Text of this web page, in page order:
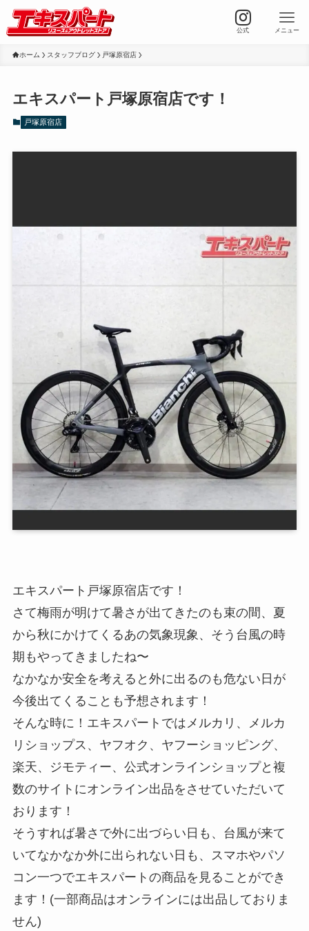
公式 メニュー
ホーム スタッフブログ 戸塚原宿店
エキスパート戸塚原宿店です！
戸塚原宿店
エキスパート戸塚原宿店です！
さて梅雨が明けて暑さが出てきたのも束の間、夏
から秋にかけてくるあの気象現象、そう台風の時
期もやってきましたね〜
なかなか安全を考えると外に出るのも危ない日が
今後出てくることも予想されます！
そんな時に！エキスパートではメルカリ、メルカ
リショップス、ヤフオク、ヤフーショッピング、
楽天、ジモティー、公式オンラインショップと複
数のサイトにオンライン出品をさせていただいて
おります！
そうすれば暑さで外に出づらい日も、台風が来て
いてなかなか外に出られない日も、スマホやパソ
コン一つでエキスパートの商品を見ることができ
ます！(一部商品はオンラインには出品しておりま
せん)